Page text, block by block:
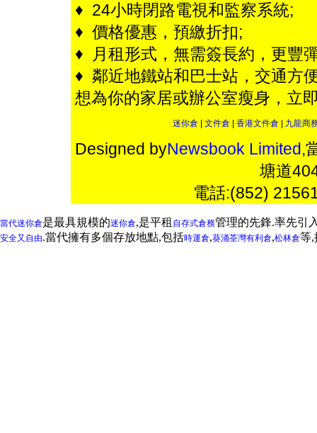
♦ 24小時閉路電視和監察系統;
♦ 價格優惠，預繳折扣;
♦ 月租形式，無需簽長約，更豐
♦ 鄰近地鐵站和巴士站，交通方
想為你的家居或辦公室瘦身，立
迷你倉 文件倉 香港文件倉 九龍商
Designed byNewsbook Limited,
塘道
電話:(852)
當代迷你倉是最具規模的迷你倉,是平租 自存式倉務管理的先鋒.率先引
安全又自由.當代擁有多個存放地點,包括時運倉,葵涌荃灣有利倉,松林倉等,